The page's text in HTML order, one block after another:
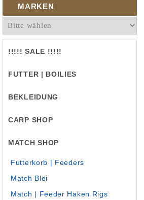
MARKEN
!!!!! SALE !!!!!
FUTTER | BOILIES
BEKLEIDUNG
CARP SHOP
MATCH SHOP
Futterkorb | Feeders
Match Blei
Match | Feeder Haken Rigs